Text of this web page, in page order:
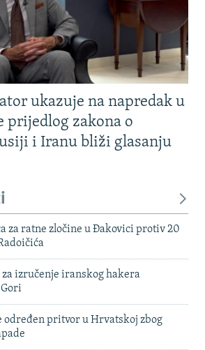
ukazuje na napredak u
prijedlog zakona o
i Iranu bliži glasanju
za ratne zločine u Đakovici protiv 20
za izručenje iranskog hakera
pritvor u Hrvatskoj zbog